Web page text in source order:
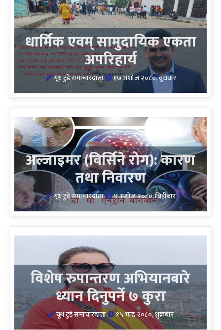
धार्मिक एवम् सामुदायिक एकता
अपरिहार्य
यूथ टुडे समाचारदाता १७ अशोज २०८०, बुधवार
अल्जाइमर (बिर्सिने रोग): कारण
तथा निवारण
यूथ टुडे समाचारदाता ४ अशोज २०८०, बिहीबार
विशेष रुपान्तरण अभियानबारे
ध्यान दिनुपर्ने ७ कुरा
यूथ टुडे समाचारदाता १५ भाद्र २०८०, शुक्रबार